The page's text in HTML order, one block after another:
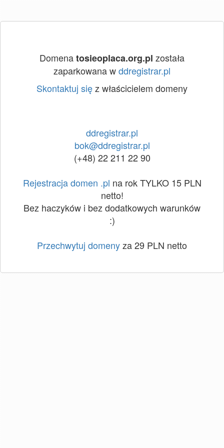
Domenatosieoplaca.org.pl została
zaparkowana wddregistrar.pl
Skontaktuj sięz właścicielem domeny
ddregistrar.pl
bok@ddregistrar.pl
(+48) 22 211 22 90
Rejestracja domen .pl na rok TYLKO 15 PLN
netto!
Bez haczyków i bez dodatkowych warunków
:)
Przechwytuj domenyza 29 PLN netto